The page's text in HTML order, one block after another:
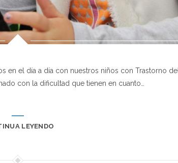
en el día a día con nuestros niños con Trastorno del
con la dificultad que tienen en cuanto…
LEYENDO